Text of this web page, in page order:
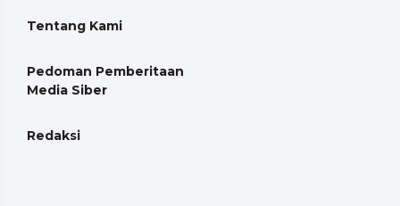
Tentang Kami
Pedoman Pemberitaan
Media Siber
Redaksi